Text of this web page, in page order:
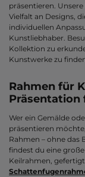
präsentieren.
Vielfalt an Designs,
individuellen
Kunstliebhaber.
Kollektion zu
Kunstwerke zu
Rahmen für
Präsentation
Wer ein Gemälde
präsentieren
Rahmen – ohne das
findest du eine
Keilrahmen,